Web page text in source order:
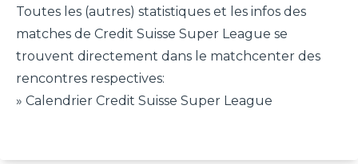
Toutes les (autres) statistiques et les infos des
matches de Credit Suisse Super League se
trouvent directement dans le matchcenter des
rencontres respectives:
» Calendrier Credit Suisse Super League